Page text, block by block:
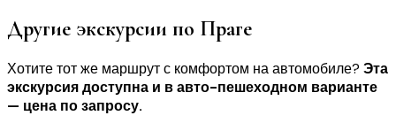
Другие экскурсии по Праге
Хотите тот же маршрут с комфортом на автомобиле? Эта
экскурсия доступна и в авто-пешеходном варианте
— цена по запросу.